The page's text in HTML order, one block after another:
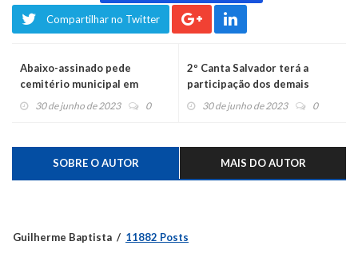
Compartilhar no Twitter
Abaixo-assinado pede
cemitério municipal em
Harmonia
30 de junho de 2023 0
2º Canta Salvador terá a
participação dos demais
municípios da região
30 de junho de 2023 0
SOBRE O AUTOR MAIS DO AUTOR
Guilherme Baptista 11882 Posts